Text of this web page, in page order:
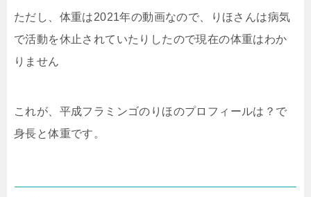
ただし、体重は2021年の動画なので、りほさんは病気
で活動を休止されていたりしたので現在の体重はわか
りません
これが、平成フラミンゴのりほのプロフィールは？で
身長と体重です。